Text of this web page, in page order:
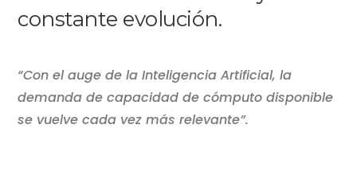
constante evolución.
“Con el auge de la Inteligencia Artificial, la
demanda de capacidad de cómputo disponible
se vuelve cada vez más relevante”.